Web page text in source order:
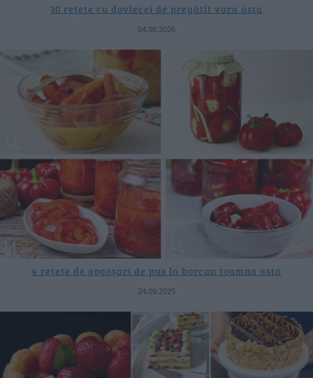
10 rețete cu dovlecei de pregătit vara asta
04.08.2026
4 rețete de gogoșari de pus la borcan toamna asta
24.09.2025